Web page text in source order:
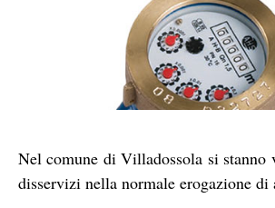
Nel comune di Villadossola si stanno
disservizi nella normale erogazione di